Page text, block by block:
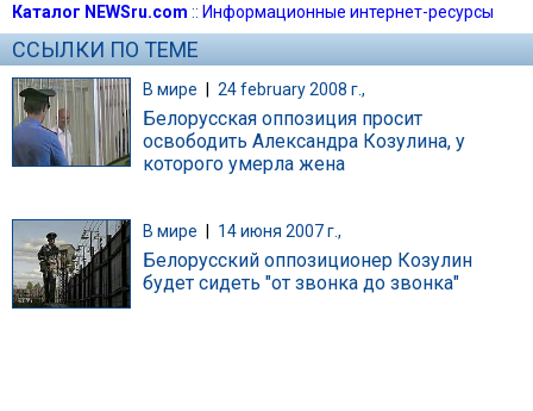
Каталог NEWSru.com :: Информационные интернет-ресурсы
ССЫЛКИ ПО ТЕМЕ
В мире | 24 february 2008 г.,
Белорусская оппозиция просит
освободить Александра Козулина, у
которого умерла жена
В мире 14 июня 2007 г.,
Белорусский оппозиционер Козулин
будет сидеть "от звонка до звонка"